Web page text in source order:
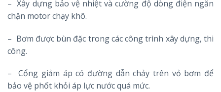
– Xây dựng bảo vệ nhiệt và cường độ dòng điện ngăn
chặn motor chạy khô.
– Bơm được bùn đặc trong các công trình xây dựng, thi
công.
– Cổng giảm áp có đường dẫn chảy trên vỏ bơm để
bảo vệ phốt khỏi áp lực nước quá mức.